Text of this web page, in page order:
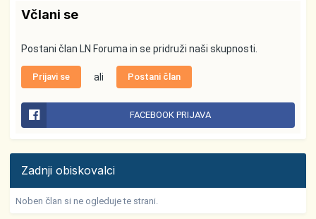
Včlani se
Postani član LN Foruma in se pridruži naši skupnosti.
Prijavi se ali Postani član
FACEBOOK PRIJAVA
Zadnji obiskovalci
Noben član si ne ogleduje te strani.